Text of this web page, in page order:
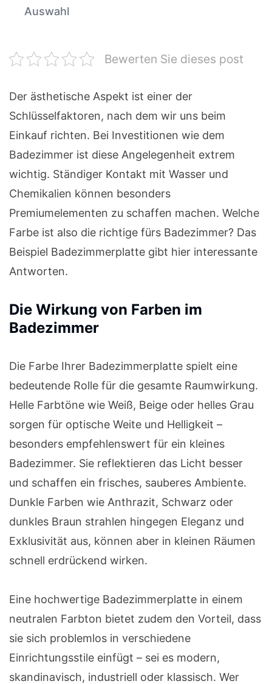
Auswahl
Bewerten Sie dieses post
Der ästhetische Aspekt ist einer der
Schlüsselfaktoren, nach dem wir uns beim
Einkauf richten. Bei Investitionen wie dem
Badezimmer ist diese Angelegenheit extrem
wichtig. Ständiger Kontakt mit Wasser und
Chemikalien können besonders
Premiumelementen zu schaffen machen. Welche
Farbe ist also die richtige fürs Badezimmer? Das
Beispiel Badezimmerplatte gibt hier interessante
Antworten.
Die Wirkung von Farben im
Badezimmer
Die Farbe Ihrer Badezimmerplatte spielt eine
bedeutende Rolle für die gesamte Raumwirkung.
Helle Farbtöne wie Weiß, Beige oder helles Grau
sorgen für optische Weite und Helligkeit –
besonders empfehlenswert für ein kleines
Badezimmer. Sie reflektieren das Licht besser
und schaffen ein frisches, sauberes Ambiente.
Dunkle Farben wie Anthrazit, Schwarz oder
dunkles Braun strahlen hingegen Eleganz und
Exklusivität aus, können aber in kleinen Räumen
schnell erdrückend wirken.
Eine hochwertige Badezimmerplatte in einem
neutralen Farbton bietet zudem den Vorteil, dass
sie sich problemlos in verschiedene
Einrichtungsstile einfügt – sei es modern,
skandinavisch, industriell oder klassisch. Wer